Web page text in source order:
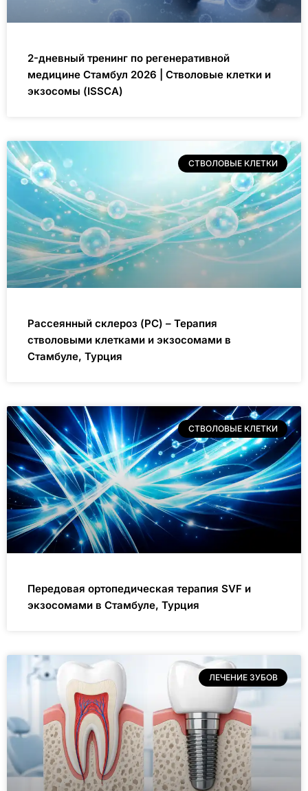
2-дневный тренинг по регенеративной
медицине Стамбул 2026 | Стволовые клетки и
экзосомы (ISSCA)
СТВОЛОВЫЕ КЛЕТКИ
Рассеянный склероз (РС) – Терапия
стволовыми клетками и экзосомами в
Стамбуле, Турция
СТВОЛОВЫЕ КЛЕТКИ
Передовая ортопедическая терапия SVF и
экзосомами в Стамбуле, Турция
ЛЕЧЕНИЕ ЗУБОВ